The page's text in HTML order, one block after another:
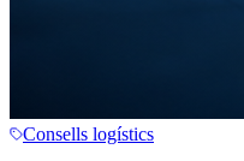
Consells logístics